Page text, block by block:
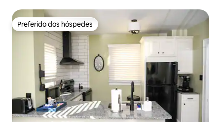
Preferido dos hóspedes
Preferido dos hóspedes